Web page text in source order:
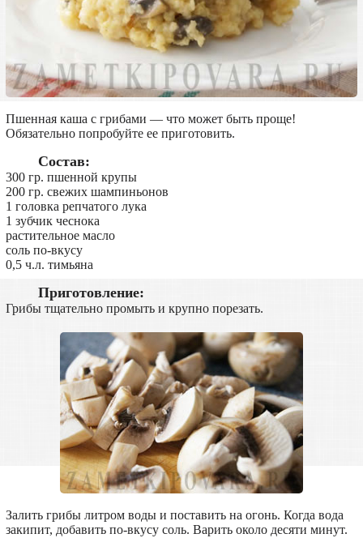
Пшенная каша с грибами — что может быть проще!
Обязательно попробуйте ее приготовить.
Состав:
300 гр. пшенной крупы
200 гр. свежих шампиньонов
1 головка репчатого лука
1 зубчик чеснока
растительное масло
соль по-вкусу
0,5 ч.л. тимьяна
Приготовление:
Грибы тщательно промыть и крупно порезать.
Залить грибы литром воды и поставить на огонь. Когда вода
закипит, добавить по-вкусу соль. Варить около десяти минут.